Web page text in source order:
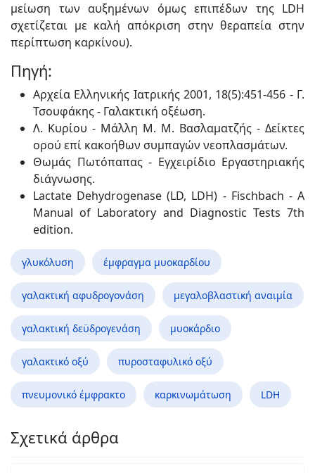
μείωση των αυξημένων όμως επιπέδων της LDH
σχετίζεται με καλή απόκριση στην θεραπεία στην
περίπτωση καρκίνου).
Πηγή:
Αρχεία Ελληνικής Ιατρικής 2001, 18(5):451-456 - Γ.
Τσουφάκης - Γαλακτική οξέωση.
Λ. Κυρίου ‐ Μάλλη Μ. Μ. Βασλαματζής - Δείκτες
ορού επί κακοήθων συμπαγών νεοπλασμάτων.
Θωμάς Πωτόπαπας - Εγχειρίδιο Εργαστηριακής
διάγνωσης.
Lactate Dehydrogenase (LD, LDH) - Fischbach - A
Manual of Laboratory and Diagnostic Tests 7th
edition.
γλυκόλυση έμφραγμα μυοκαρδίου
γαλακτική αφυδρογονάση μεγαλοβλαστική αναιμία
γαλακτική δεϋδρογενάση μυοκάρδιο
γαλακτικό οξύ πυροστα­φυλικό οξύ
πνευμονικό έμφρακτο καρκινωμάτωση LDH
Σχετικά άρθρα